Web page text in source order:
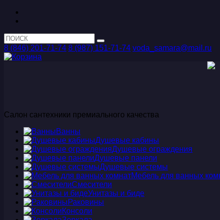
8 (846) 201-71-74 8 (987) 151-71-74 voda_samara@mail.ru
Салон сантехники премиального качества
Ванны
Душевые кабины
Душевые ограждения
Душевые панели
Душевые системы
Мебель для ванных
Смесители
Унитазы и биде
Раковины
Консоли